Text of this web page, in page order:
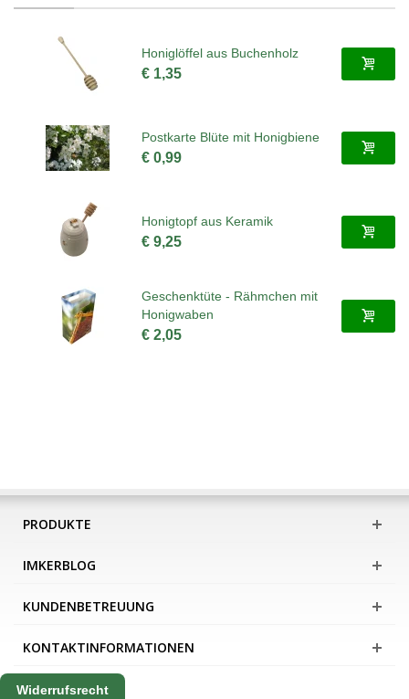
Honiglöffel aus Buchenholz
€ 1,35
Postkarte Blüte mit Honigbiene
€ 0,99
Honigtopf aus Keramik
€ 9,25
Geschenktüte - Rähmchen mit
Honigwaben
€ 2,05
PRODUKTE
IMKERBLOG
KUNDENBETREUUNG
KONTAKTINFORMATIONEN
Widerrufsrecht